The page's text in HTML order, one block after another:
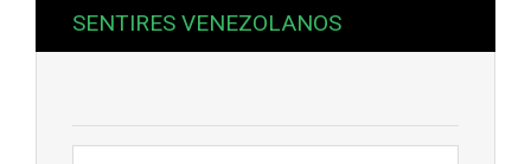
SENTIRES VENEZOLANOS